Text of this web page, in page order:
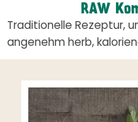
RAW
Traditionelle Rezeptur,
angenehm herb,